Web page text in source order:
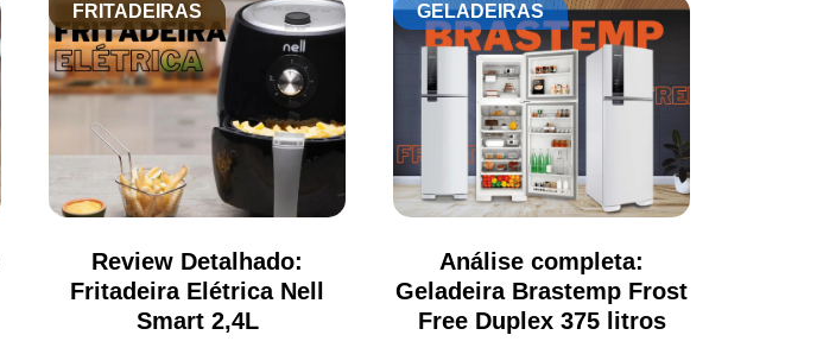
FRITADEIRAS
Review Detalhado:
Fritadeira Elétrica Nell
Smart 2,4L
GELADEIRAS
Análise completa:
Geladeira Brastemp Frost
Free Duplex 375 litros